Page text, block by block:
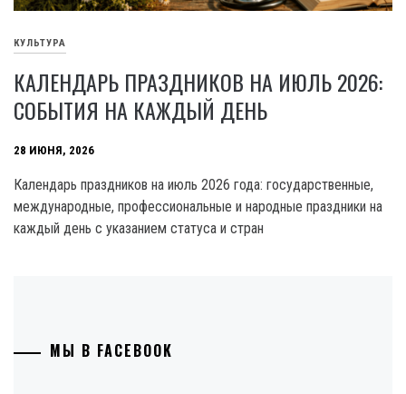
КУЛЬТУРА
КАЛЕНДАРЬ ПРАЗДНИКОВ НА ИЮЛЬ 2026:
СОБЫТИЯ НА КАЖДЫЙ ДЕНЬ
28 ИЮНЯ, 2026
Календарь праздников на июль 2026 года: государственные,
международные, профессиональные и народные праздники на
каждый день с указанием статуса и стран
МЫ В FACEBOOK